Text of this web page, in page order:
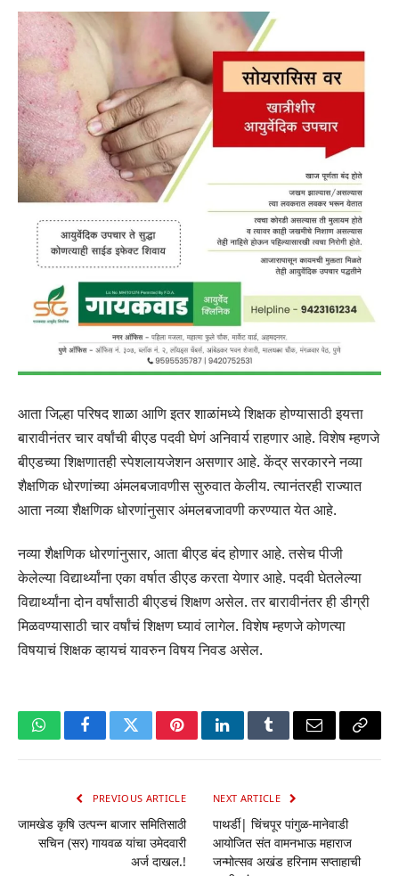
आता जिल्हा परिषद शाळा आणि इतर शाळांमध्ये शिक्षक होण्यासाठी इयत्ता
बारावीनंतर चार वर्षांची बीएड पदवी घेणं अनिवार्य राहणार आहे. विशेष म्हणजे
बीएडच्या शिक्षणातही स्पेशलायजेशन असणार आहे. केंद्र सरकारने नव्या
शैक्षणिक धोरणांच्या अंमलबजावणीस सुरुवात केलीय. त्यानंतरही राज्यात
आता नव्या शैक्षणिक धोरणांनुसार अंमलबजावणी करण्यात येत आहे.
नव्या शैक्षणिक धोरणांनुसार, आता बीएड बंद होणार आहे. तसेच पीजी
केलेल्या विद्यार्थ्यांना एका वर्षात डीएड करता येणार आहे. पदवी घेतलेल्या
विद्यार्थ्यांना दोन वर्षांसाठी बीएडचं शिक्षण असेल. तर बारावीनंतर ही डीग्री
मिळवण्यासाठी चार वर्षांचं शिक्षण घ्यावं लागेल. विशेष म्हणजे कोणत्या
विषयाचं शिक्षक व्हायचं यावरुन विषय निवड असेल.
WhatsAppFacebookTwitterPinterestLinkedInTumblrEmail Copy
PREVIOUS ARTICLE
जामखेड कृषि उत्पन्न बाजार समितिसाठी
सचिन (सर) गायवळ यांचा उमेदवारी
अर्ज दाखल.!
NEXT ARTICLE
पाथर्डी| चिंचपूर पांगुळ-मानेवाडी
आयोजित संत वामनभाऊ महाराज
जन्मोत्सव अखंड हरिनाम सप्ताहाची